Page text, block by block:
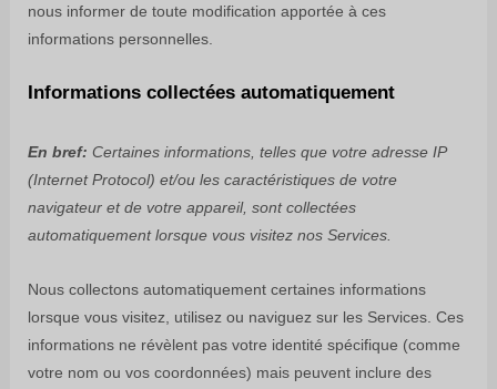
nous informer de toute modification apportée à ces
informations personnelles.
Informations collectées automatiquement
En bref: Certaines informations, telles que votre adresse IP
(Internet Protocol) et/ou les caractéristiques de votre
navigateur et de votre appareil, sont collectées
automatiquement lorsque vous visitez nos Services.
Nous collectons automatiquement certaines informations
lorsque vous visitez, utilisez ou naviguez sur les Services. Ces
informations ne révèlent pas votre identité spécifique (comme
votre nom ou vos coordonnées) mais peuvent inclure des